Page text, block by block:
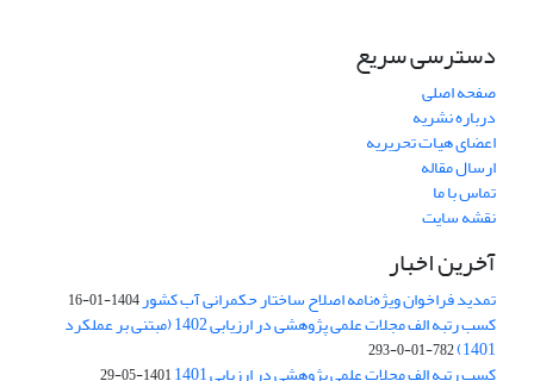
دسترسی سریع
صفحه اصلی
درباره نشریه
اعضای هیات تحریریه
ارسال مقاله
تماس با ما
نقشه سایت
آخرین اخبار
تمدید فراخوان ویژه‌نامه اصلاح ساختار حکمرانی آب کشور1404-01-16
کسب رتبه الف مجلات علمی پژوهشی در ارزیابی 1402 (مبتنی بر عملکرد
1401)
782-01-0-293
کسب رتبه الف مجلات علمی پژوهشی در ارزیابی 1401 1401-05-29